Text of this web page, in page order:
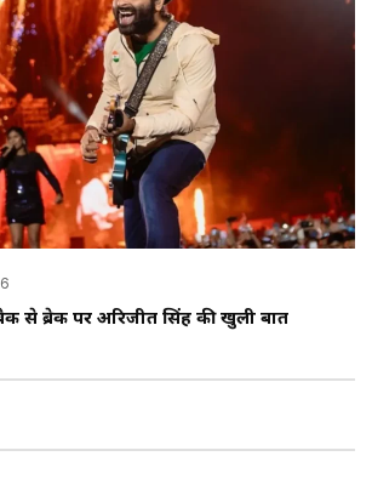
से ब्रेक पर अरिजीत सिंह की खुली बात